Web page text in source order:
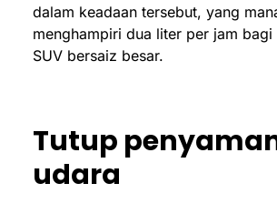
dalam keadaan tersebut, yang
menghampiri dua liter per jam bagi
SUV bersaiz besar.
Tutup
udara